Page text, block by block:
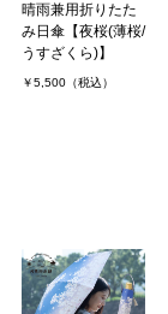
晴雨兼用折りたた
み日傘【夜桜(薄桜/
うすざくら)】
￥5,500（税込）